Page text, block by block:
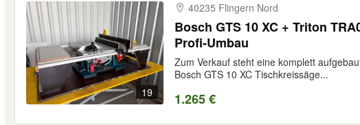
19
40235 Flingern Nord
Bosch GTS 10 XC + Triton
Profi-Umbau
Zum Verkauf steht eine komplett
Bosch GTS 10 XC Tischkreissäge...
1.265 €